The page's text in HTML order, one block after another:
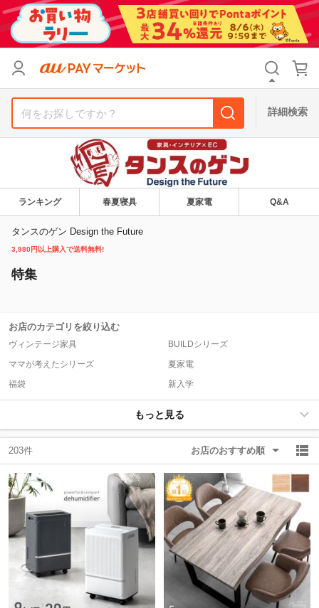
詳細検索
ランキング 春夏寝具 夏家電 Q&A
タンスのゲン Design the Future
3,980円以上購入で送料無料!
特集
お店のカテゴリを絞り込む
ヴィンテージ家具
BUILDシリーズ
ママが考えたシリーズ
夏家電
福袋
新入学
もっと見る
203件 お店のおすすめ順
支払い方法
送料無料 タイムセール
Pontaパス特典対象すべて
リセット
支払い方法
送料無料 タイムセール
Pontaパス特典対象すべて